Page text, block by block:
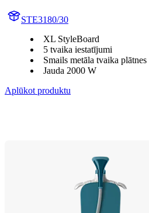
STE3180/30
XL StyleBoard
5 tvaika iestatījumi
Smails metāla tvaika plātnes
Jauda 2000 W
Aplūkot produktu